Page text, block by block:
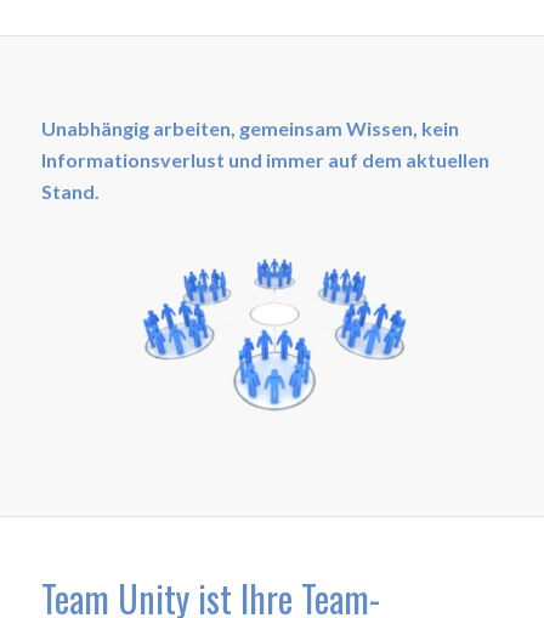
Unabhängig arbeiten, gemeinsam Wissen, kein
Informationsverlust und immer auf dem aktuellen
Stand.
Team Unity ist Ihre Team-